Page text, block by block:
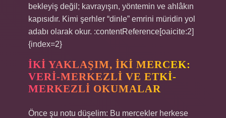
bekleyiş değil; kavrayışın, yöntemin ve ahlâkın
kapısıdır. Kimi şerhler “dinle” emrini müridin yol
adabı olarak okur. :contentReference[oaicite:2]
{index=2}
İKI YAKLAŞIM, IKI MERCEK:
VERI-MERKEZLI VE ETKI-
MERKEZLI OKUMALAR
Önce şu notu düşelim: Bu mercekler herkese